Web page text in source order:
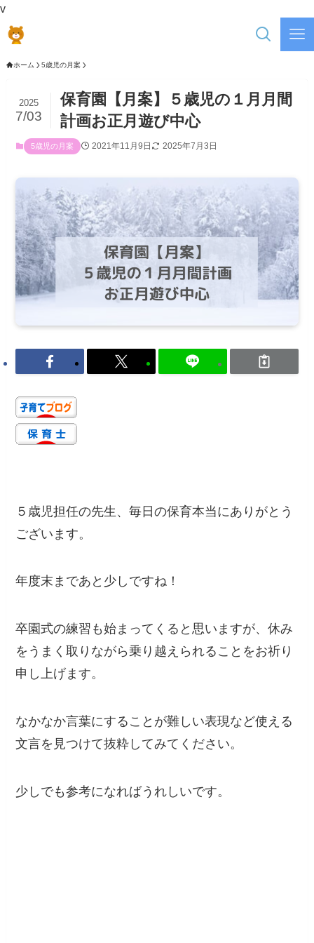
v
ホーム 5歳児の月案
保育園【月案】５歳児の１月月間
計画お正月遊び中心
2025
7/03
5歳児の月案 2021年11月9日 2025年7月3日
５歳児担任の先生、毎日の保育本当にありがとう
ございます。
年度末まであと少しですね！
卒園式の練習も始まってくると思いますが、休み
をうまく取りながら乗り越えられることをお祈り
申し上げます。
なかなか言葉にすることが難しい表現など使える
文言を見つけて抜粋してみてください。
少しでも参考になればうれしいです。